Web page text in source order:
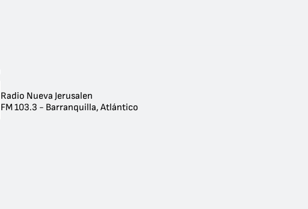
Radio Nueva Jerusalen
FM 103.3 - Barranquilla, Atlántico